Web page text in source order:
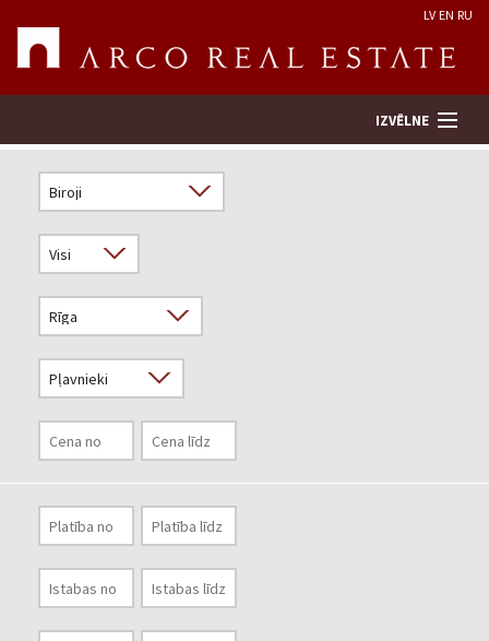
LV EN RU
IZVĒLNE
Novērtēt īpašumu
Uzņēmums
Pakalpojumi
Kontakti